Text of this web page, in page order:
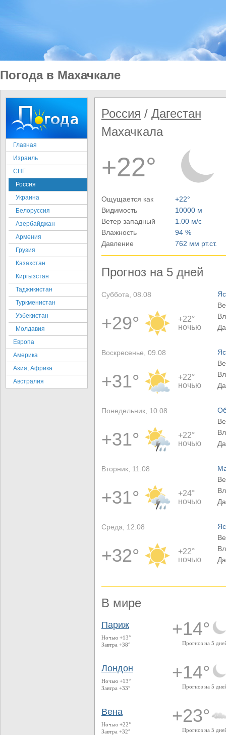
Погода в Махачкале
Главная
Израиль
СНГ
Россия
Украина
Белоруссия
Азербайджан
Армения
Грузия
Казахстан
Киргызстан
Таджикистан
Туркменистан
Узбекистан
Молдавия
Европа
Америка
Азия, Африка
Австралия
Россия / Дагестан
Махачкала
+22°
Ощущается как
+22°
Видимость
10000 м
Ветер западный
1.00 м/с
Влажность
94 %
Давление
762 мм рт.ст.
Прогноз на 5 дней
Суббота, 08.08
+29°
+22°
ночью
Воскресенье, 09.08
+31°
+22°
ночью
Понедельник, 10.08
+31°
+22°
ночью
Вторник, 11.08
+31°
+24°
ночью
Среда, 12.08
+32°
+22°
ночью
В мире
Париж
Ночью +13°
Завтра +38°
+14°
Прогноз на 5
Лондон
Ночью +13°
Завтра +33°
+14°
Прогноз на 5
Вена
Ночью +22°
Завтра +32°
+23°
Прогноз на 5